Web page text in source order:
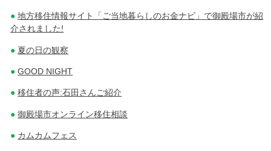
地方移住情報サイト「ご当地暮らしのお金ナビ」で御殿場市が紹
介されました!
夏の日の観察
GOOD NIGHT
移住者の声:石田さんご紹介
御殿場市オンライン移住相談
カムカムフェス